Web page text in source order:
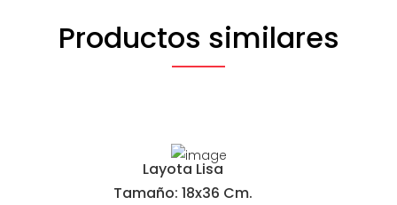
Productos similares
Layota Lisa
Tamaño: 18x36 Cm.